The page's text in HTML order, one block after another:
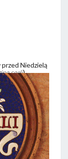
Niedzielą
caeli)